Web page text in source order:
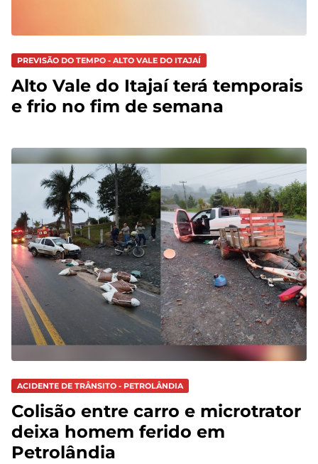
PREVISÃO DO TEMPO - ALTO VALE DO ITAJAÍ
Alto Vale do Itajaí terá temporais
e frio no fim de semana
ACIDENTE DE TRÂNSITO - PETROLÂNDIA
Colisão entre carro e microtrator
deixa homem ferido em
Petrolândia